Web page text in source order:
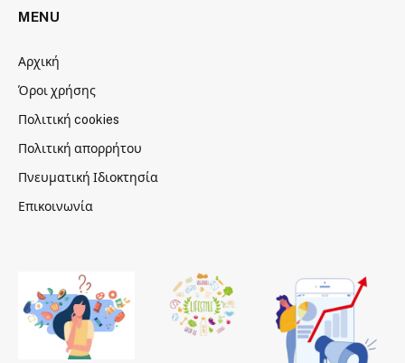
MENU
Αρχική
Όροι χρήσης
Πολιτική cookies
Πολιτική απορρήτου
Πνευματική Ιδιοκτησία
Επικοινωνία